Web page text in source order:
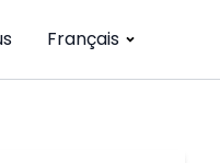
Français